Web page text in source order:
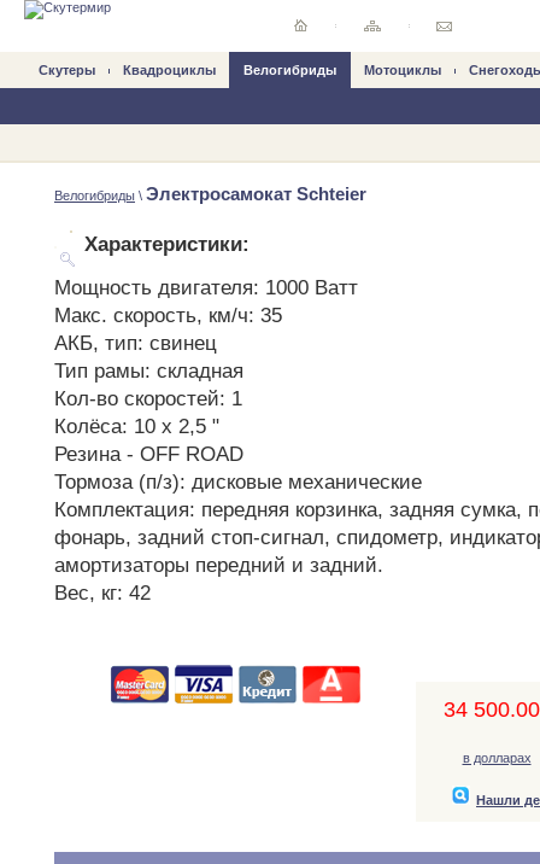
Скутеры Квадроциклы Велогибриды Mотоциклы
Велогибриды \ Электросамокат Schteier
Характеристики:
Мощность двигателя: 1000 Ватт
Макс. скорость, км/ч: 35
АКБ, тип: свинец
Тип рамы: складная
Кол-во скоростей: 1
Колёса: 10 х 2,5 "
Резина - OFF ROAD
Тормоза (п/з): дисковые механические
Комплектация: передняя корзинка, задняя сумка,
фонарь, задний стоп-сигнал, спидометр,
амортизаторы передний и задний.
Вес, кг: 42
34
в долларах
Нашли